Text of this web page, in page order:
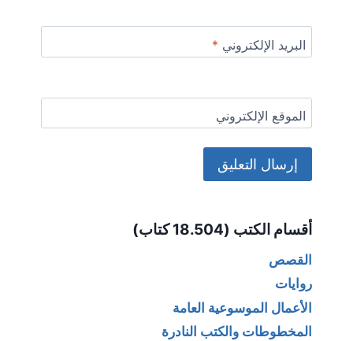
البريد الإلكتروني *
الموقع الإلكتروني
أقسام الكتب (18.504 كتاب)
القصص
روايات
الأعمال الموسوعية العامة
المخطوطات والكتب النادرة